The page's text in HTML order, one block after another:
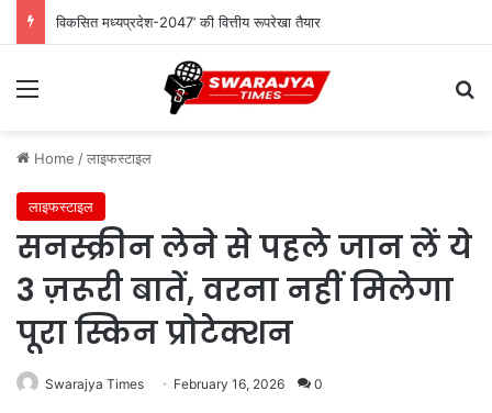
विकसित मध्यप्रदेश-2047’ की वित्तीय रूपरेखा तैयार
Menu
Home /लाइफस्टाइल
लाइफस्टाइल
सनस्क्रीन लेने से पहले जान लें ये
3 ज़रूरी बातें, वरना नहीं मिलेगा
पूरा स्किन प्रोटेक्शन
Swarajya Times February 16, 2026 0